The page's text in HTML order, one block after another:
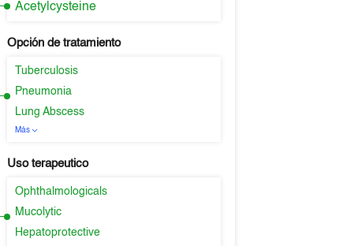
Acetylcysteine
Opción de tratamiento
Tuberculosis
Pneumonia
Lung Abscess
Más
Uso terapeutico
Ophthalmologicals
Mucolytic
Hepatoprotective